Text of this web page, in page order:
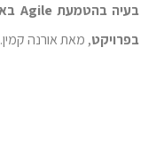
בעיה בהטמעת Agile בארגון שלנו
בפרויקט, מאת אורנה קמין.